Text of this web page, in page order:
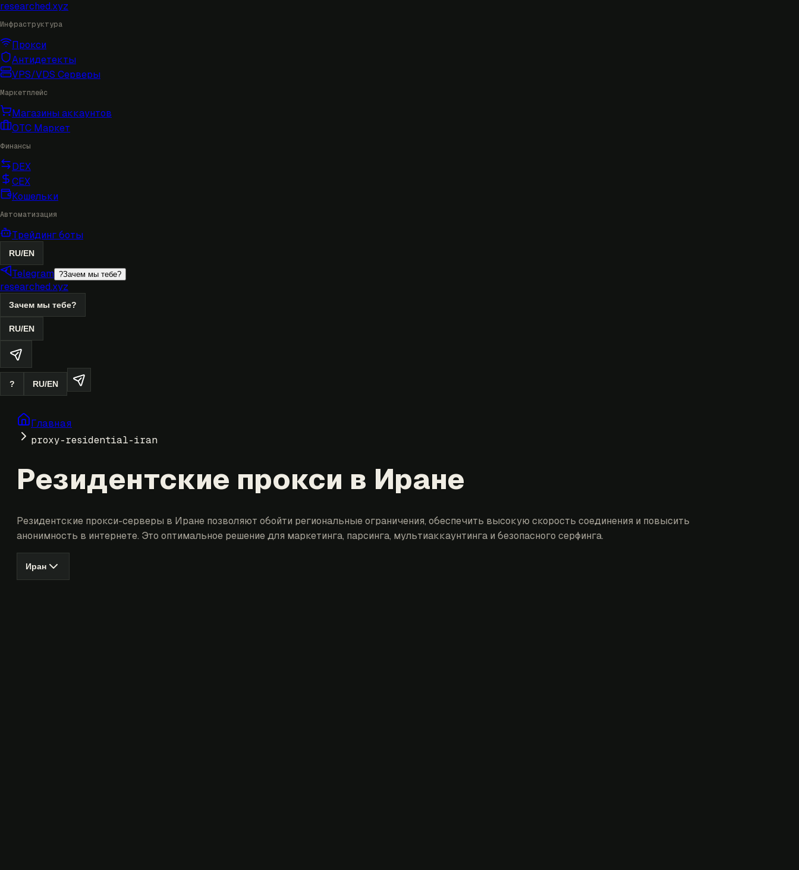
researched.xyz
Инфраструктура
Прокси
Антидетекты
VPS/VDS Серверы
Маркетплейс
Магазины аккаунтов
OTC Маркет
Финансы
DEX
CEX
Кошельки
Автоматизация
Трейдинг боты
RU/EN
Telegram ?Зачем мы тебе?
researched.xyz
Зачем мы тебе?
RU/EN
? RU/EN
Главная
proxy-residential-iran
Резидентские прокси в Иране
Резидентские прокси-серверы в Иране позволяют обойти региональные ограничения, обеспечить высокую скорость соединения и повысить
анонимность в интернете. Это оптимальное решение для маркетинга, парсинга, мультиаккаунтинга и безопасного серфинга.
Иран